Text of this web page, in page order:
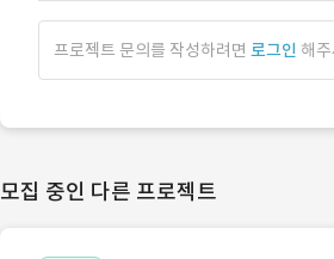
프로젝트 문의를 작성하려면 로그인 해
모집 중인 다른 프로젝트